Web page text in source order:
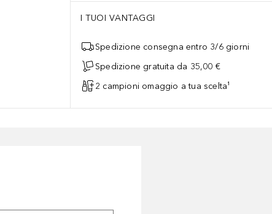
I TUOI VANTAGGI
Spedizione consegna entro 3/6 giorni
Spedizione gratuita da 35,00 €
2 campioni omaggio a tua scelta¹